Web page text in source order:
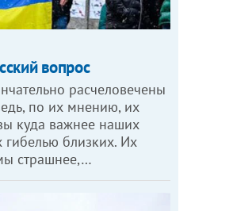
вопрос
расчеловечены
по их мнению, их
куда важнее наших
гибелью близких. Их
страшнее,…